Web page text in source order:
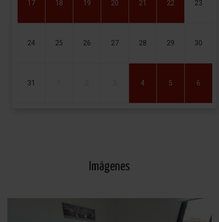
17 18 19 20 21 22 23
24 25 26 27 28 29 30
31 4 5 6
Imágenes